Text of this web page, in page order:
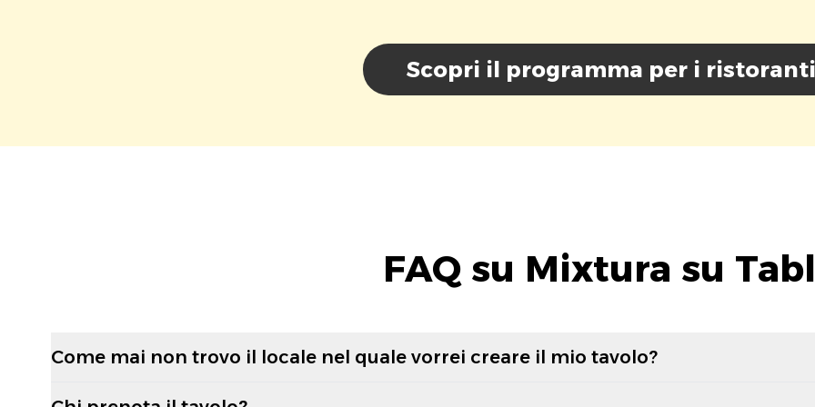
Scopri il programma per i ristoranti
FAQ su Mixtura su
Come mai non trovo il locale nel quale vorrei creare il mio tavolo?